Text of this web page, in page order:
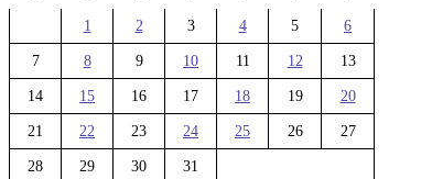
1 2 3 4 5 6
7 8 9 10 11 12 13
14 15 16 17 18 19 20
21 22 23 24 25 26 27
28 29 30 31